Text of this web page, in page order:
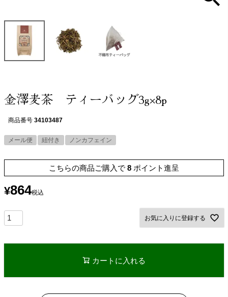
金澤麦茶 ティーバッグ3g×8p
商品番号 34103487
メール便 紐付き ノンカフェイン
こちらの商品ご購入で 8 ポイント進呈
¥864税込
お気に入りに登録する
カートに入れる